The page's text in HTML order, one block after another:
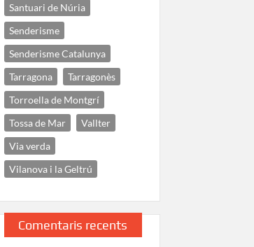
Santuari de Núria
Senderisme
Senderisme Catalunya
Tarragona
Tarragonès
Torroella de Montgrí
Tossa de Mar
Vallter
Via verda
Vilanova i la Geltrú
Comentaris recents